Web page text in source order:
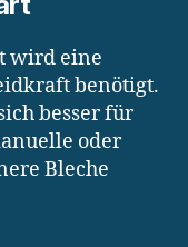
wird eine
benötigt.
besser für
oder
Bleche